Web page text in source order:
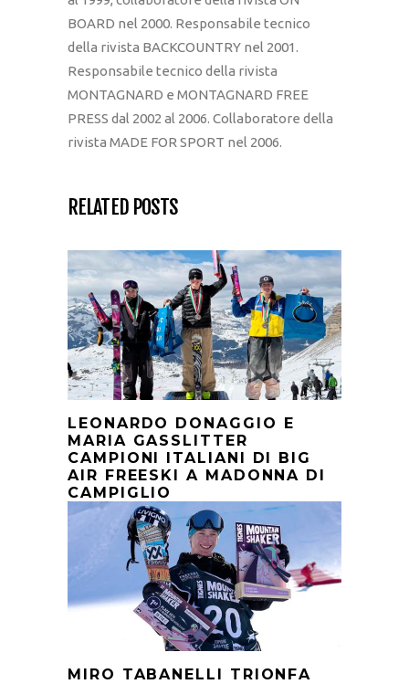
BOARD nel 2000. Responsabile tecnico
della rivista BACKCOUNTRY nel 2001.
Responsabile tecnico della rivista
MONTAGNARD e MONTAGNARD FREE
PRESS dal 2002 al 2006. Collaboratore della
rivista MADE FOR SPORT nel 2006.
RELATED POSTS
LEONARDO DONAGGIO E
MARIA GASSLITTER
CAMPIONI ITALIANI DI BIG
AIR FREESKI A MADONNA DI
CAMPIGLIO
MIRO TABANELLI TRIONFA